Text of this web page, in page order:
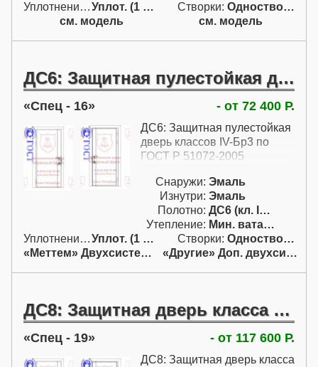
Уплотнение:
Уплот. (1 конт.) Створки:
Одностворчатая (А)
см. модель
см. модель
ДС6: Защитная пулестойкая дверь классов IV-Бр3 по ГОСТ Р 51072-2005
Спец - 16 - от 72 400 Р.
ДС6: Защитная пулестойкая
дверь классов IV-Бр3 по
ГОСТ Р 51072-2005
Снаружи: Эмаль
Изнутри: Эмаль
Полотно:
ДС6 (кл. IV; Бр4)
Утепление:
Мин. вата / пенопл.
Уплотнение:
Уплот. (1 конт.) Створки:
Одностворчатая (А)
«Меттем» Двухсистемный
«Другие» Доп. двухсист.
ДС8: Защитная дверь класса V-Бр4 по ГОСТ Р 51113-98
Спец - 19 - от 117 600 Р.
ДС8: Защитная дверь класса